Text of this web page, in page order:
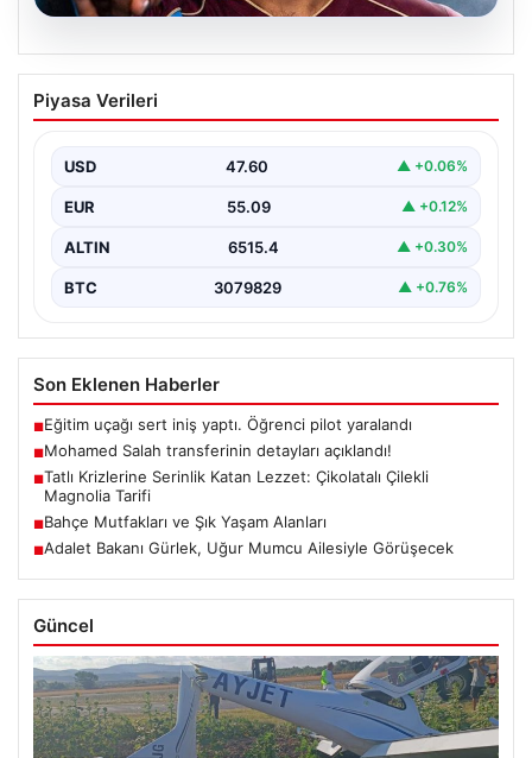
Mohamed Salah transferinin detayları
açıklandı!
Piyasa Verileri
USD 47.60 ▲ +0.06%
EUR 55.09 ▲ +0.12%
ALTIN 6515.4 ▲ +0.30%
BTC 3079829 ▲ +0.76%
Son Eklenen Haberler
■Eğitim uçağı sert iniş yaptı. Öğrenci pilot yaralandı
■Mohamed Salah transferinin detayları açıklandı!
■Tatlı Krizlerine Serinlik Katan Lezzet: Çikolatalı Çilekli
Magnolia Tarifi
■Bahçe Mutfakları ve Şık Yaşam Alanları
■Adalet Bakanı Gürlek, Uğur Mumcu Ailesiyle Görüşecek
Güncel